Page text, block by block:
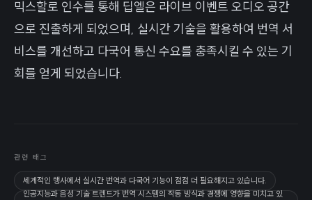
믹스할로 인수를 통해 딥엘은 라이브 이벤트 오디오 공간
으로 진출하게 되었으며, 실시간 기술을 활용하여 번역 서
비스를 개선하고 다국어 통신 수요를 충족시킬 수 있는 기
회를 얻게 되었습니다.
관련 태그
세계적인 행사에서 실시간 번역과 다국어 기능이 점점 더 필요해지고 있습니다.
인공지능과 음성 기술 트렌드가 번역 시스템의 작동 방식과 경쟁에 영향을 미치고 있